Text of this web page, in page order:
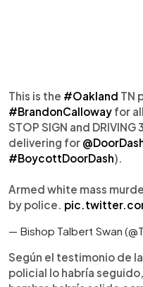
This is the #Oakland TN
#BrandonCalloway for
STOP SIGN and
delivering for
#BoycottDoorDash).
Armed white mass
by police.
— Bishop Talbert Swan
Según el testimonio de
policial lo habría